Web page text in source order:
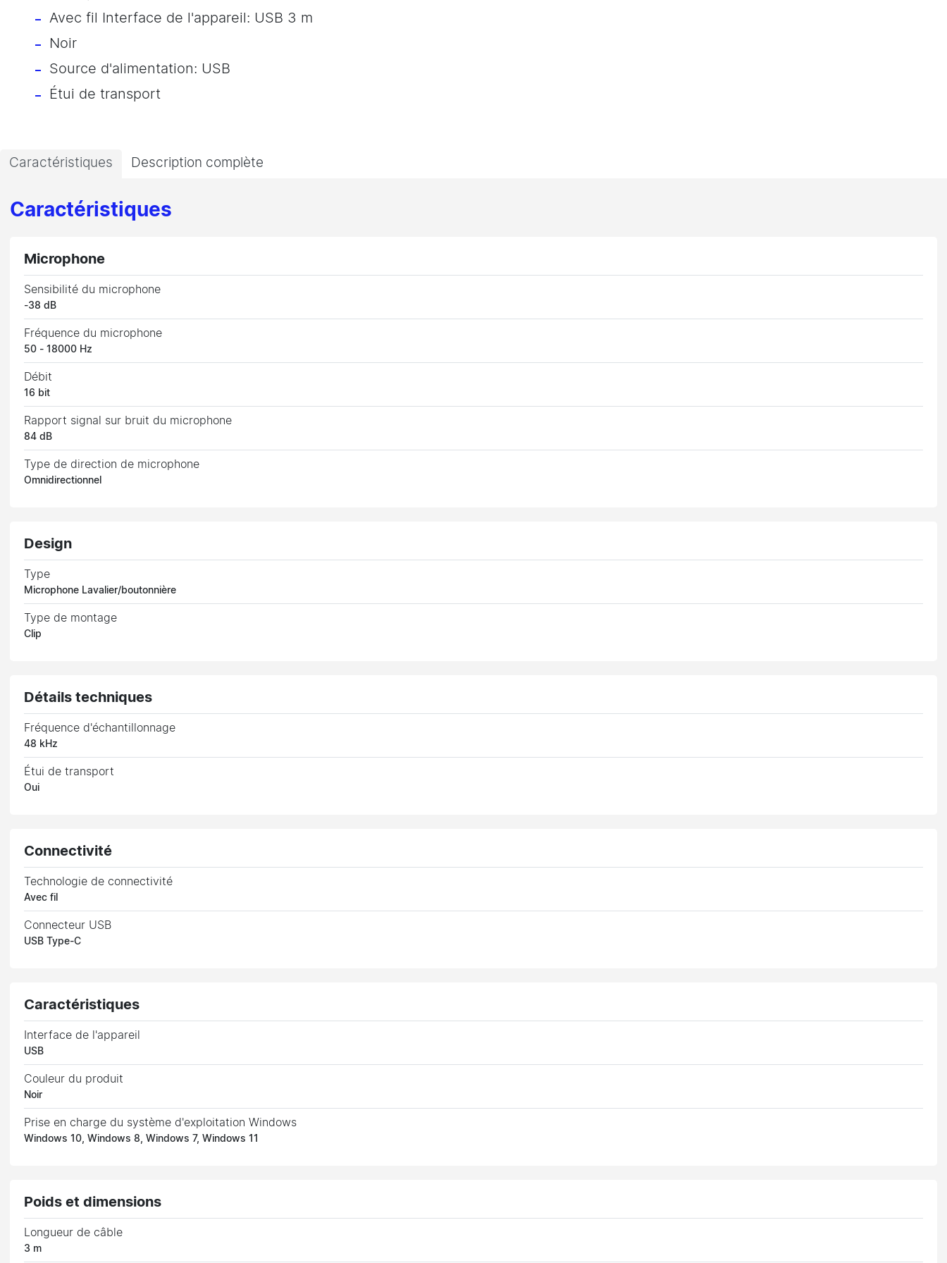
Avec fil Interface de l'appareil: USB 3 m
Noir
Source d'alimentation: USB
Étui de transport
Caractéristiques Description complète
Caractéristiques
Microphone
Sensibilité du microphone
-38 dB
Fréquence du microphone
50 - 18000 Hz
Débit
16 bit
Rapport signal sur bruit du microphone
84 dB
Type de direction de microphone
Omnidirectionnel
Design
Type
Microphone Lavalier/boutonnière
Type de montage
Clip
Détails techniques
Fréquence d'échantillonnage
48 kHz
Étui de transport
Oui
Connectivité
Technologie de connectivité
Avec fil
Connecteur USB
USB Type-C
Caractéristiques
Interface de l'appareil
USB
Couleur du produit
Noir
Prise en charge du système d'exploitation Windows
Windows 10, Windows 8, Windows 7, Windows 11
Poids et dimensions
Longueur de câble
3 m